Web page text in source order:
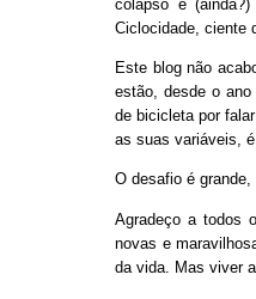
colapso e
Ciclocidade, ciente
Este blog não
estão, desde o ano
de bicicleta por
as suas variáveis,
O desafio é
Agradeço a todos
novas e
da vida. Mas viver